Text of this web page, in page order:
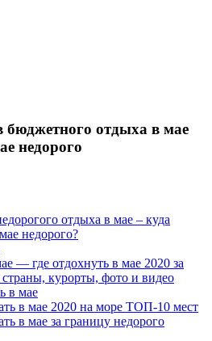
отдыха в мае
недорого
отдыха в мае – куда
недорого?
— где отдохнуть в мае 2020 за
курорты, фото и видео
в мае
в мае 2020 на море ТОП-10 мест
в мае за границу недорого